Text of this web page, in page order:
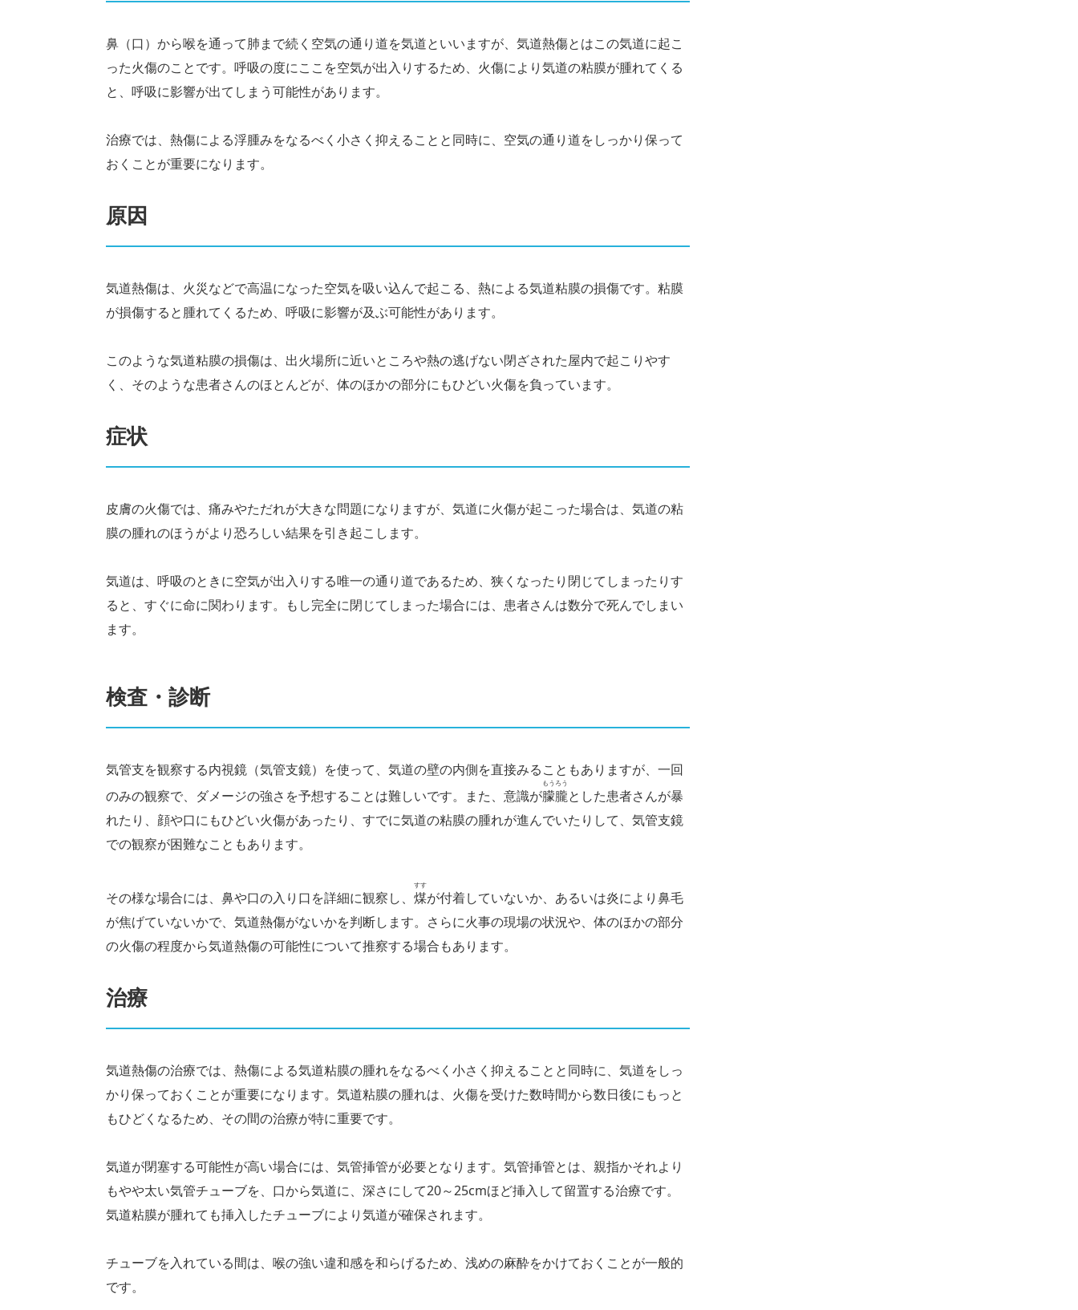
鼻（口）から喉を通って肺まで続く空気の通り道を気道といいますが、気道熱傷とはこの気道に起こ
った火傷のことです。呼吸の度にここを空気が出入りするため、火傷により気道の粘膜が腫れてくる
と、呼吸に影響が出てしまう可能性があります。
治療では、熱傷による浮腫みをなるべく小さく抑えることと同時に、空気の通り道をしっかり保って
おくことが重要になります。
原因
気道熱傷は、火災などで高温になった空気を吸い込んで起こる、熱による気道粘膜の損傷です。粘膜
が損傷すると腫れてくるため、呼吸に影響が及ぶ可能性があります。
このような気道粘膜の損傷は、出火場所に近いところや熱の逃げない閉ざされた屋内で起こりやす
く、そのような患者さんのほとんどが、体のほかの部分にもひどい火傷を負っています。
症状
皮膚の火傷では、痛みやただれが大きな問題になりますが、気道に火傷が起こった場合は、気道の粘
膜の腫れのほうがより恐ろしい結果を引き起こします。
気道は、呼吸のときに空気が出入りする唯一の通り道であるため、狭くなったり閉じてしまったりす
ると、すぐに命に関わります。もし完全に閉じてしまった場合には、患者さんは数分で死んでしまい
ます。
検査・診断
気管支を観察する内視鏡（気管支鏡）を使って、気道の壁の内側を直接みることもありますが、一回
のみの観察で、ダメージの強さを予想することは難しいです。また、意識が朦朧
もうろう
とした患者さんが暴
れたり、顔や口にもひどい火傷があったり、すでに気道の粘膜の腫れが進んでいたりして、気管支鏡
での観察が困難なこともあります。
その様な場合には、鼻や口の入り口を詳細に観察し、 煤
すす
が付着していないか、あるいは炎により鼻毛
が焦げていないかで、気道熱傷がないかを判断します。さらに火事の現場の状況や、体のほかの部分
の火傷の程度から気道熱傷の可能性について推察する場合もあります。
治療
気道熱傷の治療では、熱傷による気道粘膜の腫れをなるべく小さく抑えることと同時に、気道をしっ
かり保っておくことが重要になります。気道粘膜の腫れは、火傷を受けた数時間から数日後にもっと
もひどくなるため、その間の治療が特に重要です。
気道が閉塞する可能性が高い場合には、気管挿管が必要となります。気管挿管とは、親指かそれより
もやや太い気管チューブを、口から気道に、深さにして20～25cmほど挿入して留置する治療です。
気道粘膜が腫れても挿入したチューブにより気道が確保されます。
チューブを入れている間は、喉の強い違和感を和らげるため、浅めの麻酔をかけておくことが一般的
です。